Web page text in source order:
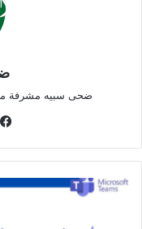
ضحى سبيه مشرفة
اكتشف